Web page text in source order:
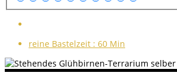
reine Bastelzeit : 60 Min